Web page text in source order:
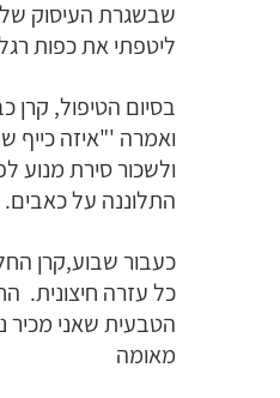
ליטפתי את כפות
בסיום הטיפול,
ואמרה '"איזה
ולשכור סירת מנוע
התלוננה על
כעבור שבוע,קרן
כל עזרה חיצונית.
הטבעית שאני מכיר
מאומה